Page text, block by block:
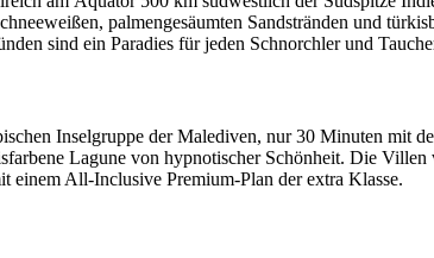
palmengesäumten Sandstränden und
sind ein Paradies für jeden Schnorchler und
Inselgruppe der Malediven, nur 30 Minuten mit
Lagune von hypnotischer Schönheit. Die
einem All-Inclusive Premium-Plan der extra Klasse.